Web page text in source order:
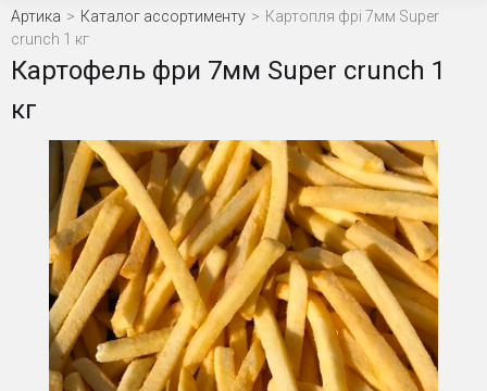
Артика > Каталог ассортименту > Картопля фрі 7мм Super
crunch 1 кг
Картофель фри 7мм Super crunch 1
кг